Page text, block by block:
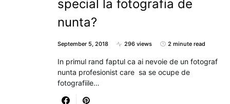
special la fotografia de
nunta?
September 5, 2018 296 views 2 minute read
In primul rand faptul ca ai nevoie de un fotograf
nunta profesionist care sa se ocupe de
fotografiile…